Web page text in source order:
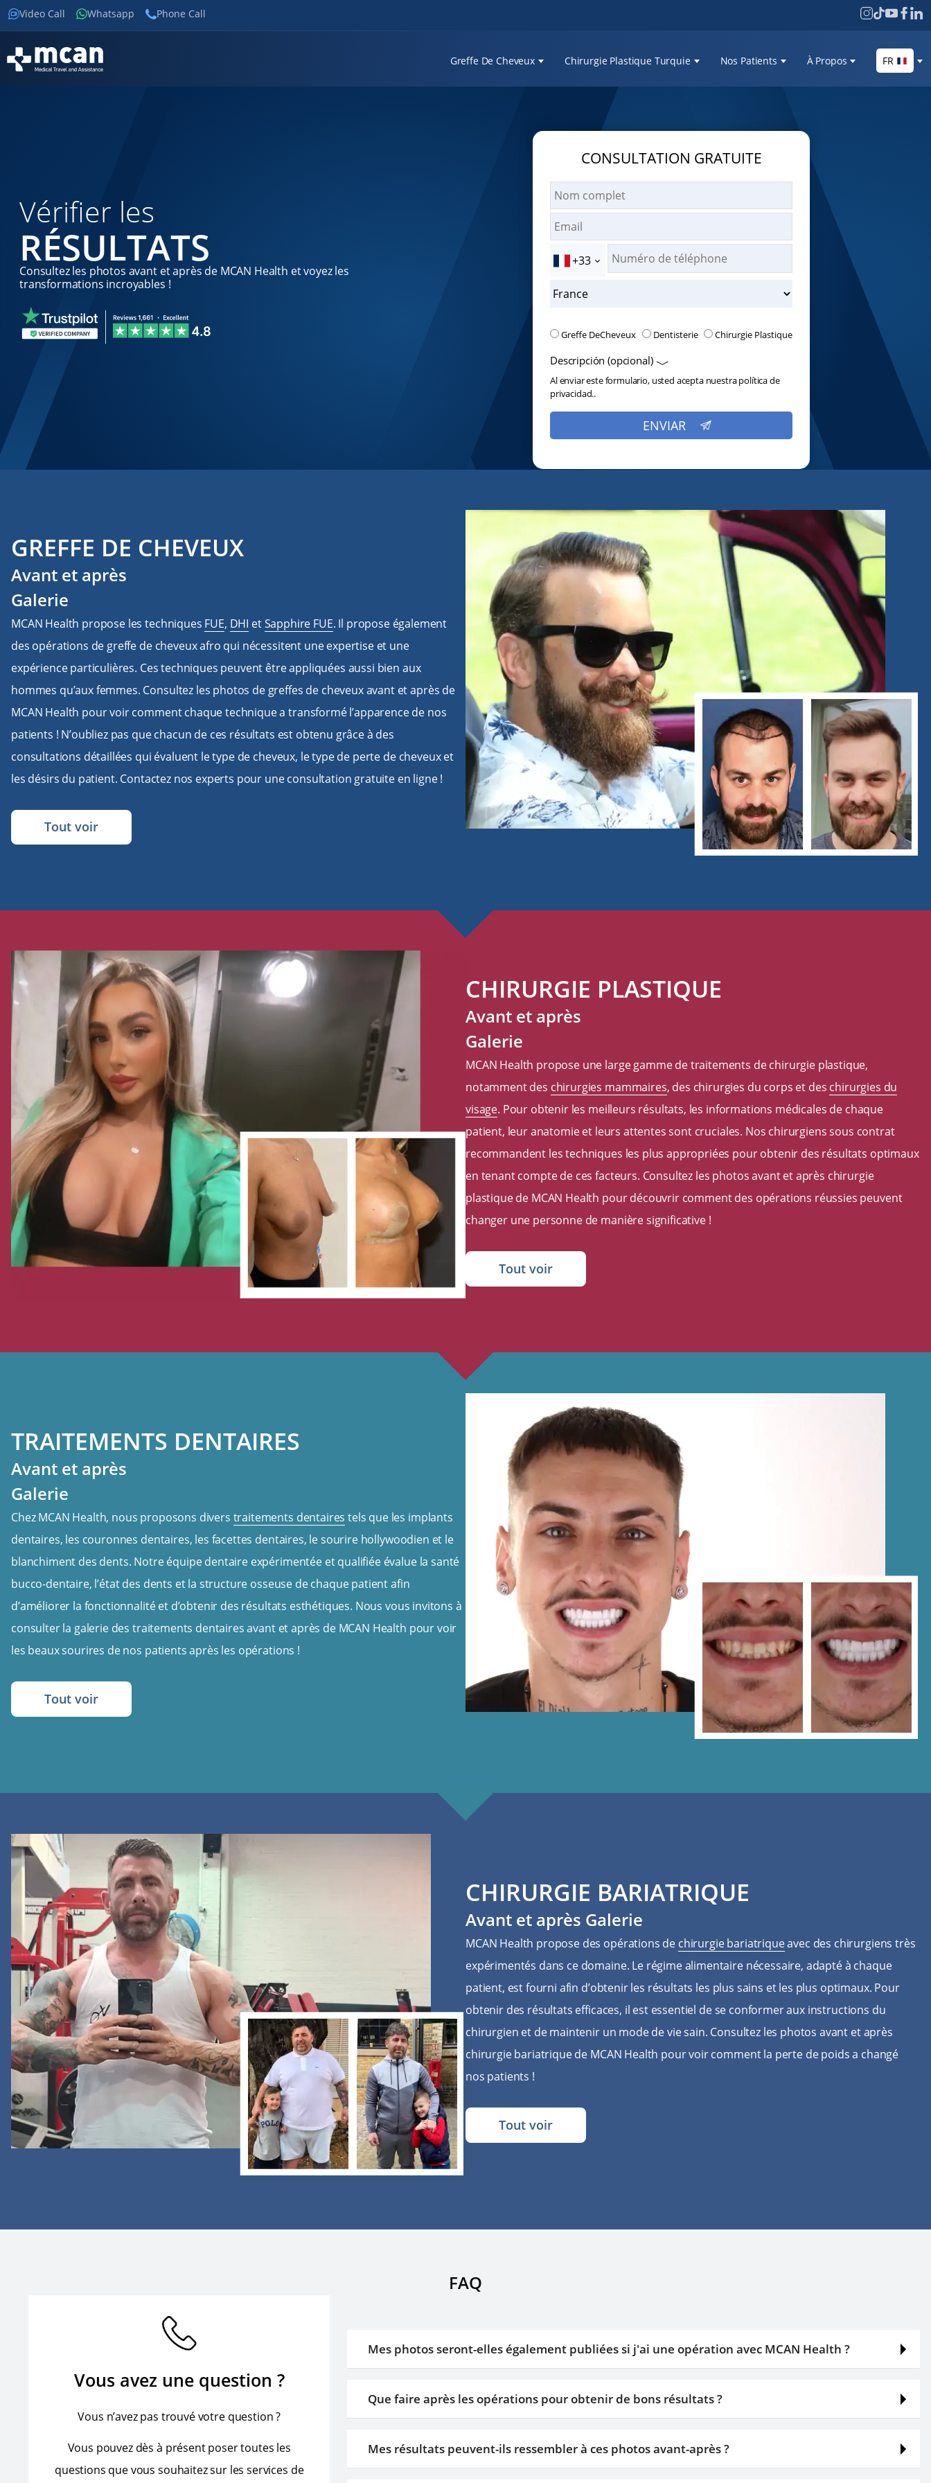
Video Call Whatsapp Phone Call
Greffe De Cheveux Chirurgie Plastique Turquie Nos Patients À Propos FR
Vérifier les
RÉSULTATS
Consultez les photos avant et après de MCAN Health et voyez les
transformations incroyables !
CONSULTATION GRATUITE
+33
Greffe DeCheveux
Dentisterie Chirurgie Plastique
Descripción (opcional)
Al enviar este formulario, usted acepta nuestrapolítica de
privacidad..
GREFFE DE CHEVEUX
Avant et après
Galerie
MCAN Health propose les techniques FUE, DHI etSapphire FUE. Il propose également
des opérations de greffe de cheveux afro qui nécessitent une expertise et une
expérience particulières. Ces techniques peuvent être appliquées aussi bien aux
hommes qu’aux femmes. Consultez les photos de greffes de cheveux avant et après de
MCAN Health pour voir comment chaque technique a transformé l’apparence de nos
patients ! N’oubliez pas que chacun de ces résultats est obtenu grâce à des
consultations détaillées qui évaluent le type de cheveux, le type de perte de cheveux et
les désirs du patient. Contactez nos experts pour une consultation gratuite en ligne !
Tout voir
CHIRURGIE PLASTIQUE
Avant et après
Galerie
MCAN Health propose une large gamme de traitements de chirurgie plastique,
notamment des chirurgies mammaires, des chirurgies du corps et des chirurgies du
visage. Pour obtenir les meilleurs résultats, les informations médicales de chaque
patient, leur anatomie et leurs attentes sont cruciales. Nos chirurgiens sous contrat
recommandent les techniques les plus appropriées pour obtenir des résultats optimaux
en tenant compte de ces facteurs. Consultez les photos avant et après chirurgie
plastique de MCAN Health pour découvrir comment des opérations réussies peuvent
changer une personne de manière significative !
Tout voir
TRAITEMENTS DENTAIRES
Avant et après
Galerie
Chez MCAN Health, nous proposons divers traitements dentaires tels que les implants
dentaires, les couronnes dentaires, les facettes dentaires, le sourire hollywoodien et le
blanchiment des dents. Notre équipe dentaire expérimentée et qualifiée évalue la santé
bucco-dentaire, l’état des dents et la structure osseuse de chaque patient afin
d’améliorer la fonctionnalité et d’obtenir des résultats esthétiques. Nous vous invitons à
consulter la galerie des traitements dentaires avant et après de MCAN Health pour voir
les beaux sourires de nos patients après les opérations !
Tout voir
CHIRURGIE BARIATRIQUE
Avant et après Galerie
MCAN Health propose des opérations de chirurgie bariatriqueavec des chirurgiens très
expérimentés dans ce domaine. Le régime alimentaire nécessaire, adapté à chaque
patient, est fourni afin d’obtenir les résultats les plus sains et les plus optimaux. Pour
obtenir des résultats efficaces, il est essentiel de se conformer aux instructions du
chirurgien et de maintenir un mode de vie sain. Consultez les photos avant et après
chirurgie bariatrique de MCAN Health pour voir comment la perte de poids a changé
nos patients !
Tout voir
FAQ
Vous avez une question ?
Vous n’avez pas trouvé votre question ?
Vous pouvez dès à présent poser toutes les
questions que vous souhaitez sur les services de
Mes photos seront-elles également publiées si j'ai une opération avec MCAN Health ?
MCAN Health respecte la vie privée de ses patients. Par conséquent, afin de partager leurs photos, chaque
Que faire après les opérations pour obtenir de bons résultats ?
Les soins postopératoires sont aussi importants que les opérations elles-mêmes. Après les opérations, le
Mes résultats peuvent-ils ressembler à ces photos avant-après ?